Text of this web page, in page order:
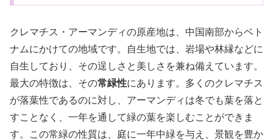
クレマチス・アーマンディの原産地は、中国南部からベト
ナムにかけての地域です。自生地では、岩場や林縁などに
自生しており、その逞しさと美しさを兼ね備えています。
最大の特徴は、その常緑性にあります。多くのクレマチス
が落葉性であるのに対し、アーマンディは冬でも葉を落と
すことなく、一年を通して緑の葉を楽しむことができま
す。この常緑の性質は、庭に一年中緑を与え、景観を豊か